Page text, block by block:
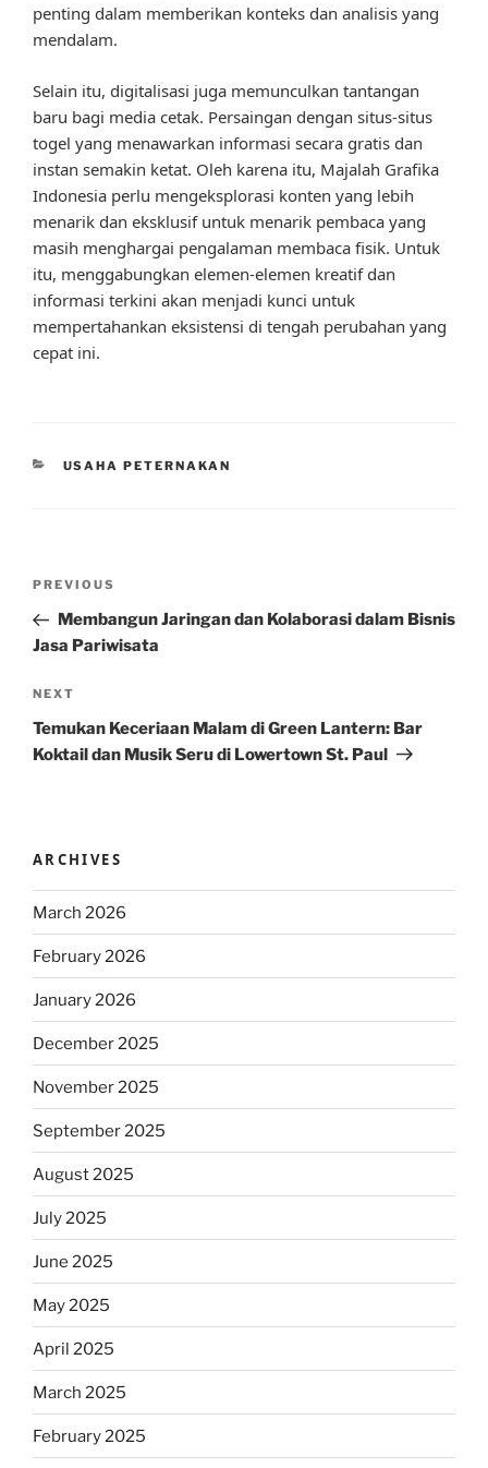
penting dalam memberikan konteks dan analisis yang
mendalam.
Selain itu, digitalisasi juga memunculkan tantangan
baru bagi media cetak. Persaingan dengan situs-situs
togel yang menawarkan informasi secara gratis dan
instan semakin ketat. Oleh karena itu, Majalah Grafika
Indonesia perlu mengeksplorasi konten yang lebih
menarik dan eksklusif untuk menarik pembaca yang
masih menghargai pengalaman membaca fisik. Untuk
itu, menggabungkan elemen-elemen kreatif dan
informasi terkini akan menjadi kunci untuk
mempertahankan eksistensi di tengah perubahan yang
cepat ini.
CATEGORIES
USAHA PETERNAKAN
Previous
Post
PREVIOUS
Membangun Jaringan dan Kolaborasi dalam Bisnis
Jasa Pariwisata
Next
Post
NEXT
Temukan Keceriaan Malam di Green Lantern: Bar
Koktail dan Musik Seru di Lowertown St. Paul
ARCHIVES
March 2026
February 2026
January 2026
December 2025
November 2025
September 2025
August 2025
July 2025
June 2025
May 2025
April 2025
March 2025
February 2025